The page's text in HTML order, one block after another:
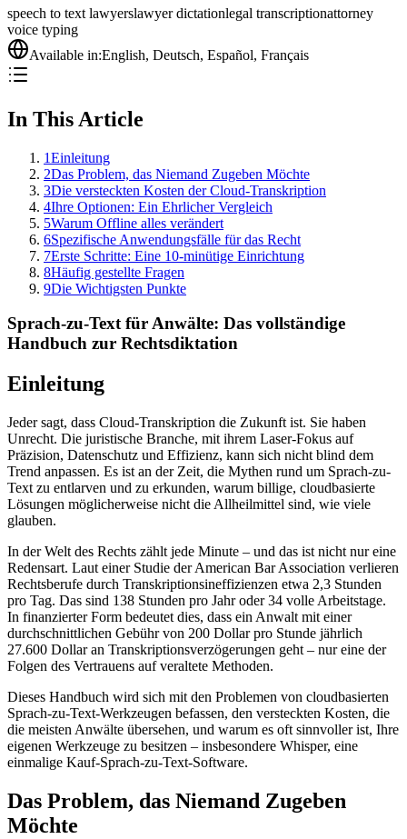
speech to text lawyerslawyer dictationlegal transcriptionattorney
voice typing
Available in:English, Deutsch, Español, Français
In This Article
1Einleitung
2Das Problem, das Niemand Zugeben Möchte
3Die versteckten Kosten der Cloud-Transkription
4Ihre Optionen: Ein Ehrlicher Vergleich
5Warum Offline alles verändert
6Spezifische Anwendungsfälle für das Recht
7Erste Schritte: Eine 10-minütige Einrichtung
8Häufig gestellte Fragen
9Die Wichtigsten Punkte
Sprach-zu-Text für Anwälte: Das vollständige
Handbuch zur Rechtsdiktation
Einleitung
Jeder sagt, dass Cloud-Transkription die Zukunft ist. Sie haben
Unrecht. Die juristische Branche, mit ihrem Laser-Fokus auf
Präzision, Datenschutz und Effizienz, kann sich nicht blind dem
Trend anpassen. Es ist an der Zeit, die Mythen rund um Sprach-zu-
Text zu entlarven und zu erkunden, warum billige, cloudbasierte
Lösungen möglicherweise nicht die Allheilmittel sind, wie viele
glauben.
In der Welt des Rechts zählt jede Minute – und das ist nicht nur eine
Redensart. Laut einer Studie der American Bar Association verlieren
Rechtsberufe durch Transkriptionsineffizienzen etwa 2,3 Stunden
pro Tag. Das sind 138 Stunden pro Jahr oder 34 volle Arbeitstage.
In finanzierter Form bedeutet dies, dass ein Anwalt mit einer
durchschnittlichen Gebühr von 200 Dollar pro Stunde jährlich
27.600 Dollar an Transkriptionsverzögerungen geht – nur eine der
Folgen des Vertrauens auf veraltete Methoden.
Dieses Handbuch wird sich mit den Problemen von cloudbasierten
Sprach-zu-Text-Werkzeugen befassen, den versteckten Kosten, die
die meisten Anwälte übersehen, und warum es oft sinnvoller ist, Ihre
eigenen Werkzeuge zu besitzen – insbesondere Whisper, eine
einmalige Kauf-Sprach-zu-Text-Software.
Das Problem, das Niemand Zugeben
Möchte